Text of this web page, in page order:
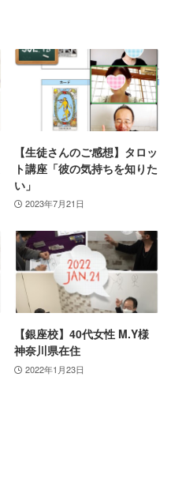
【生徒さんのご感想】タロッ
ト講座「彼の気持ちを知りた
い」
2023年7月21日
【銀座校】40代女性 M.Y様
神奈川県在住
2022年1月23日